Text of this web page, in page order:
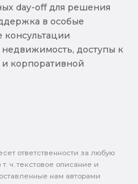
day-off для решения
в особые
недвижимость, доступы к
корпоративной
ответственности за любую
ч. текстовое описание и
нам авторами